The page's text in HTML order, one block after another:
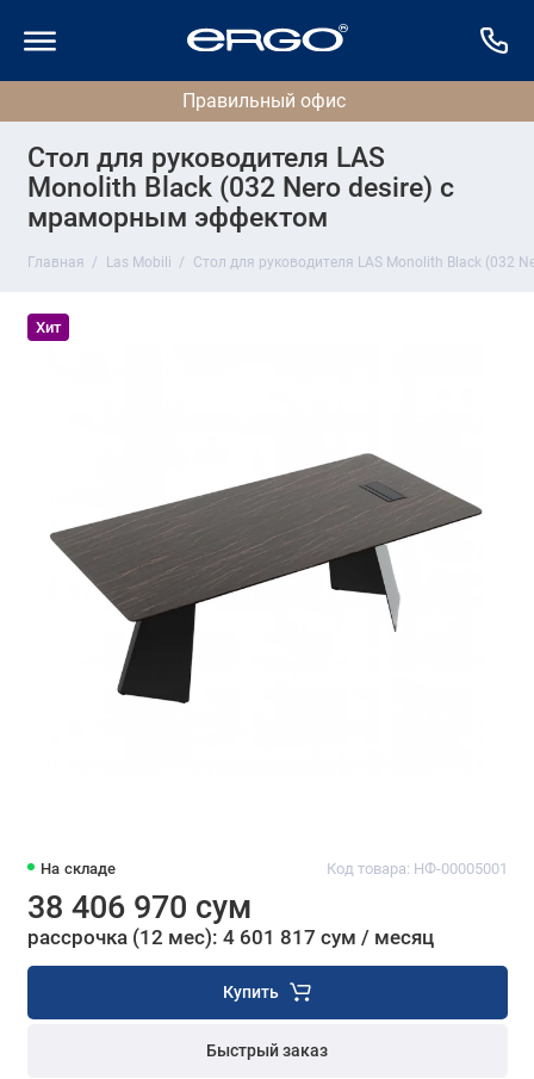
Стол для руководителя LAS
Monolith Black (032 Nero desire) с
мраморным эффектом
Главная Las Mobili Стол для руководителя LAS Monolith Black (032
Хит
На складе Код товара: НФ-00005001
38 406 970 сум
рассрочка (12 мес): 4 601 817 сум / месяц
Купить
Быстрый заказ